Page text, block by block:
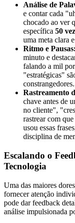
Análise de
e contar cada
chocado ao ver
específica 50
uma meta clara
Ritmo e Pausas:
minuto e
falando a mil por
"estratégicas"
constrangedores.
Rastreamento
chave antes de
no cliente",
rastrear com
usou essas
disciplina de
Escalando o
Tecnologia
Uma das maiores
fornecer atenção
pode dar feedback
análise impulsionada